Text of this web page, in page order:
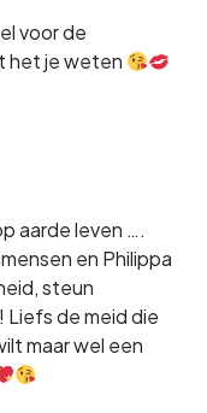
voor de
het je weten
aarde leven ….
en Philippa
steun
Liefs de meid die
maar wel een